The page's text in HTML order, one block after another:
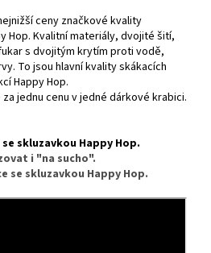
ceny značkové kvality
Hop. Kvalitní materiály, dvojité šití,
s dvojitým krytím proti vodě,
To jsou hlavní kvality skákacích
Happy Hop.
jednu cenu v jedné dárkové krabici.
skluzavkou Happy Hop.
i "na sucho".
se skluzavkou Happy Hop.